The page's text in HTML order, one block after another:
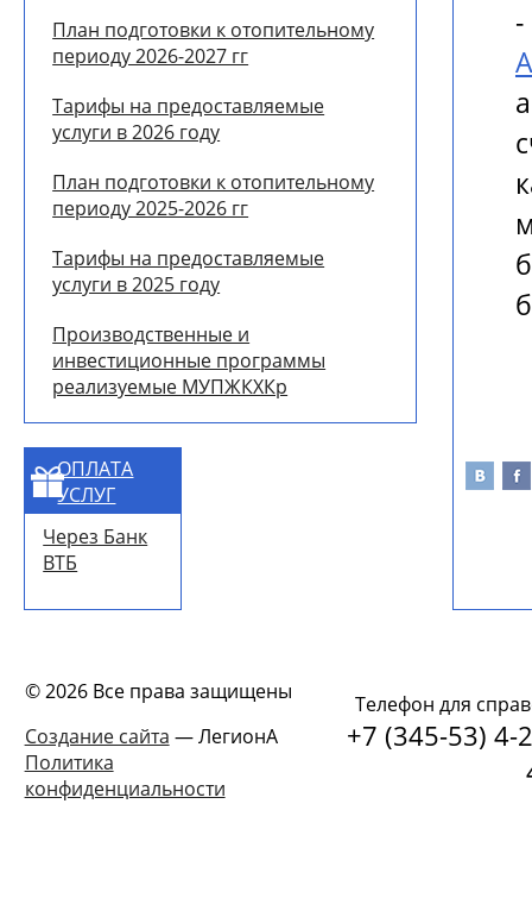
План подготовки к отопительному
периоду 2026-2027 гг
Тарифы на предоставляемые
услуги в 2026 году
План подготовки к отопительному
периоду 2025-2026 гг
Тарифы на предоставляемые
услуги в 2025 году
Производственные и
инвестиционные программы
реализуемые МУПЖКХКр
ОПЛАТА
УСЛУГ
Через Банк
ВТБ
© 2026 Все права защищены
Создание сайта — ЛегионА
Политика
конфиденциальности
Телефон для
+7 (345-53) 4-